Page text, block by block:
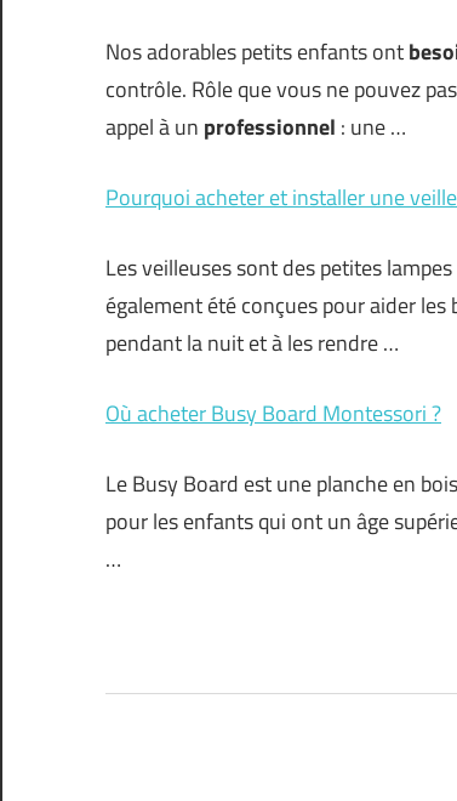
Nos adorables petits enfants ont
contrôle. Rôle que vous ne pouvez
appel à un professionnel : une …
Pourquoi acheter et installer une
Les veilleuses sont des petites
également été conçues pour aider les
pendant la nuit et à les rendre …
Où acheter Busy Board Montessori ?
Le Busy Board est une planche en
pour les enfants qui ont un âge
…